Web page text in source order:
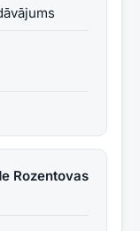
Rozentovas